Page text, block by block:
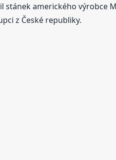
stánek amerického výrobce
z České republiky.